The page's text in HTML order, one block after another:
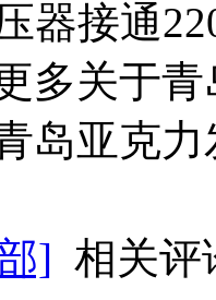
器接通
多关于
岛亚克
] 相关评